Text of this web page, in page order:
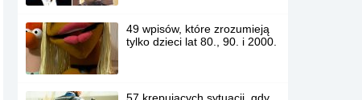
49 wpisów, które zrozumieją
tylko dzieci lat 80., 90. i 2000.